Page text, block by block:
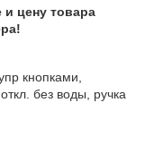
цену товара
кнопками,
без воды, ручка